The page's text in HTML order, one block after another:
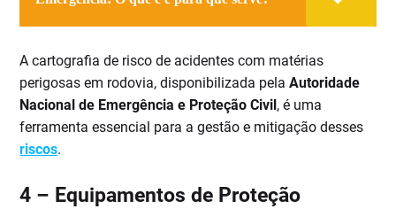
A cartografia de risco de acidentes com matérias
perigosas em rodovia, disponibilizada pelaAutoridade
Nacional de Emergência e Proteção Civil, é uma
ferramenta essencial para a gestão e mitigação desses
riscos.
4 – Equipamentos de Proteção